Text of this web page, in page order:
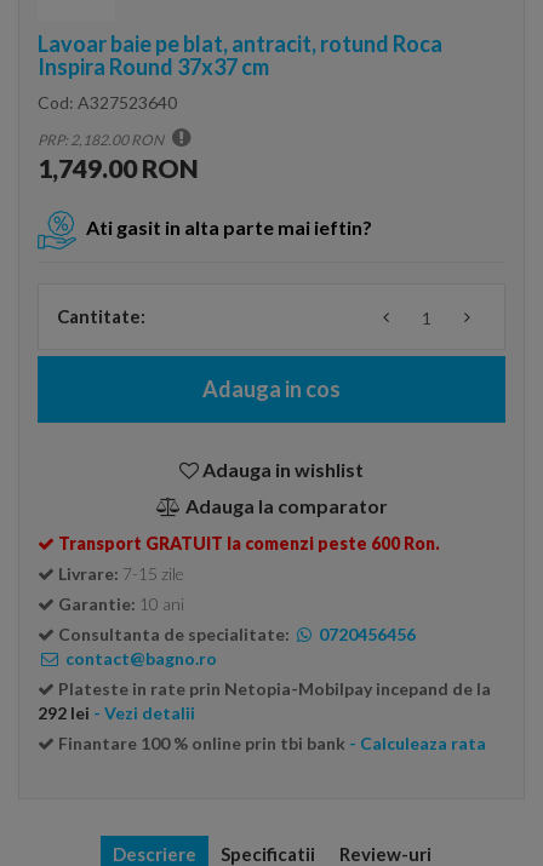
Lavoar baie pe blat, antracit, rotund Roca
Inspira Round 37x37 cm
Cod: A327523640
PRP: 2,182.00 RON
1,749.00 RON
Ati gasit in alta parte mai ieftin?
Cantitate:
Adauga in cos
Adauga in wishlist
Adauga la comparator
Transport GRATUIT la comenzi peste 600 Ron.
Livrare: 7-15 zile
Garantie: 10 ani
Consultanta de specialitate:
0720456456
contact@bagno.ro
Plateste in rate prin Netopia-Mobilpay incepand de la
292 lei - Vezi detalii
Finantare 100 % online prin tbi bank - Calculeaza rata
Descriere Specificatii Review-uri